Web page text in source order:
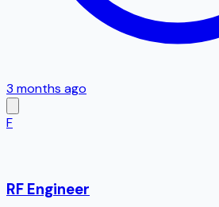
3 months ago
F
RF Engineer